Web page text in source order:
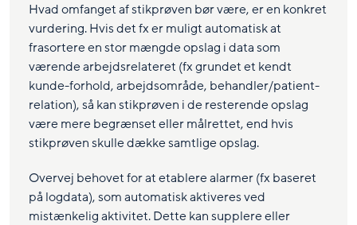
Hvad omfanget af stikprøven bør være, er en konkret
vurdering. Hvis det fx er muligt automatisk at
frasortere en stor mængde opslag i data som
værende arbejdsrelateret (fx grundet et kendt
kunde-forhold, arbejdsområde, behandler/patient-
relation), så kan stikprøven i de resterende opslag
være mere begrænset eller målrettet, end hvis
stikprøven skulle dække samtlige opslag.
Overvej behovet for at etablere alarmer (fx baseret
på logdata), som automatisk aktiveres ved
mistænkelig aktivitet. Dette kan supplere eller